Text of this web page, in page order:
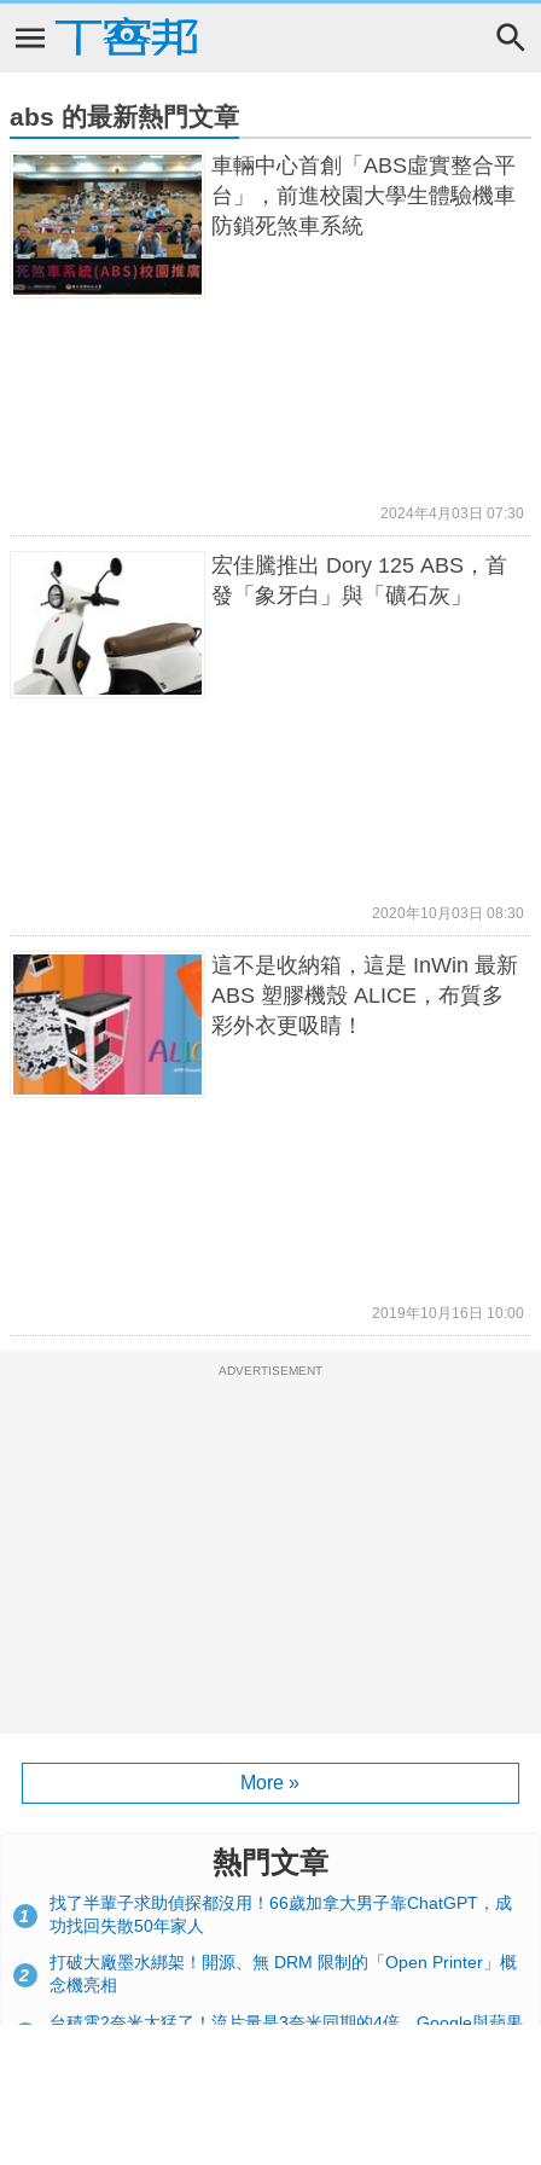
abs 的最新熱門文章
車輛中心首創「ABS虛實整合平
台」，前進校園大學生體驗機車
防鎖死煞車系統
2024年4月03日 07:30
宏佳騰推出 Dory 125 ABS，首
發「象牙白」與「礦石灰」
2020年10月03日 08:30
這不是收納箱，這是 InWin 最新
ABS 塑膠機殼 ALICE，布質多
彩外衣更吸睛！
2019年10月16日 10:00
ADVERTISEMENT
More »
熱門文章
1
找了半輩子求助偵探都沒用！66歲加拿大男子靠ChatGPT，成
功找回失散50年家人
2
打破大廠墨水綁架！開源、無 DRM 限制的「Open Printer」概
念機亮相
台積電2奈米太猛了！流片量是3奈米同期的4倍，Google與蘋果